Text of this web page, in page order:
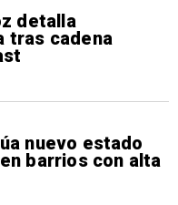
detalla
tras cadena
nuevo estado
barrios con alta